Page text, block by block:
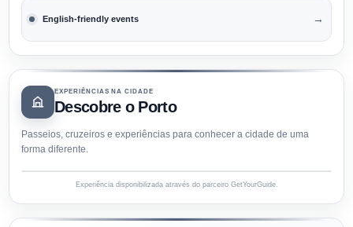
English-friendly events →
EXPERIÊNCIAS NA CIDADE
Descobre o Porto
Passeios, cruzeiros e experiências para conhecer a cidade de uma
forma diferente.
Experiência disponibilizada através do parceiro GetYourGuide.